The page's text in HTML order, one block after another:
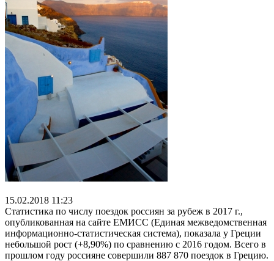
15.02.2018 11:23
Статистика по числу поездок россиян за рубеж в 2017 г.,
опубликованная на сайте ЕМИСС (Единая межведомственная
информационно-статистическая система), показала у Греции
небольшой рост (+8,90%) по сравнению с 2016 годом. Всего в
прошлом году россияне совершили 887 870 поездок в Грецию.